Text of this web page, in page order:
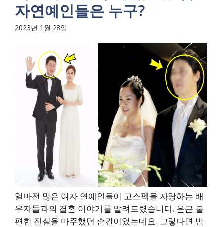
자연예인들은 누구?
2023년 1월 28일
얼마전 많은 여자 연예인들이 고스펙을 자랑하는 배
우자들과의 결혼 이야기를 알려드렸습니다. 은근 불
편한 진실을 마주했던 순간이었는데요. 그렇다면 반